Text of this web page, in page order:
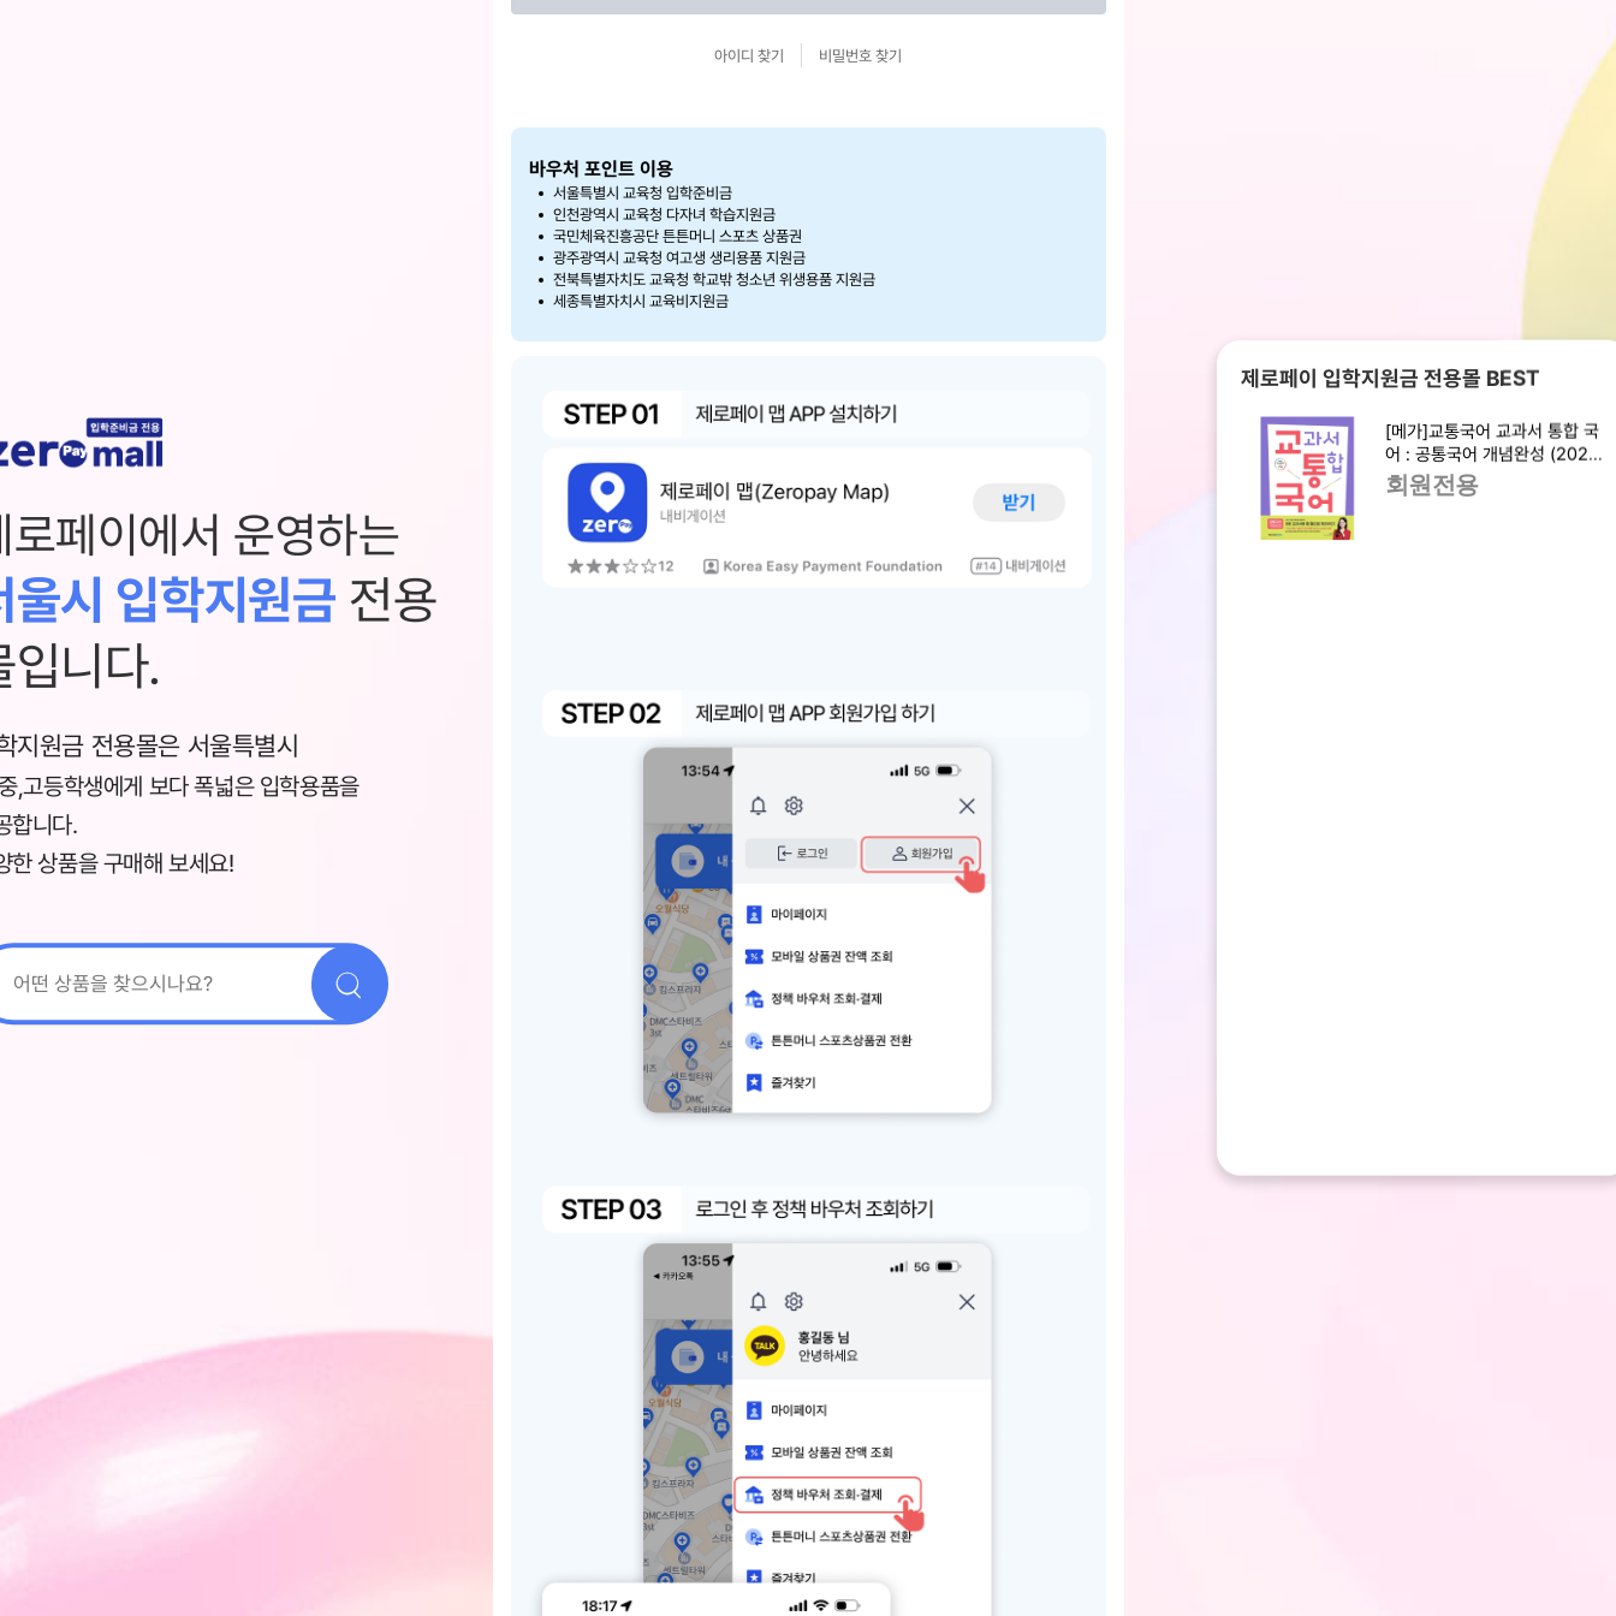
제로페이 입학지원금 전용몰 BEST
[메가]교통국어 교과서 통합 국
어 : 공통국어 개념완성 (2025
년)
회원전용
아이디 찾기 비밀번호 찾기
바우처 포인트 이용
서울특별시 교육청 입학준비금
인천광역시 교육청 다자녀 학습지원금
국민체육진흥공단 튼튼머니 스포츠 상품권
광주광역시 교육청 여고생 생리용품 지원금
전북특별자치도 교육청 학교밖 청소년 위생용품 지원금
세종특별자치시 교육비지원금
로페이에서 운영하는
울시 입학지원금 전용
입니다.
지원금 전용몰은 서울특별시
,고등학생에게 보다 폭넓은 입학용품을
합니다.
한 상품을 구매해 보세요!